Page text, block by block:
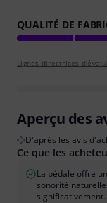
QUALITÉ DE
Lignes directrices
Aperçu des
D'après les avis
Ce que les
La pédale offre
sonorité
significativement.